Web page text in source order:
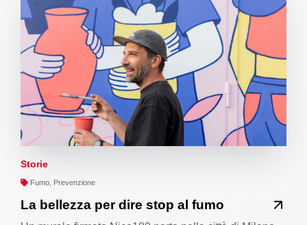
Storie
Fumo, Prevenzione
La bellezza per dire stop al fumo